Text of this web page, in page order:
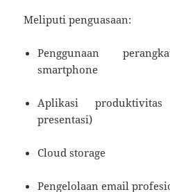
Meliputi penguasaan:
Penggunaan
smartphone
Aplikasi produktivitas
presentasi)
Cloud storage
Pengelolaan email